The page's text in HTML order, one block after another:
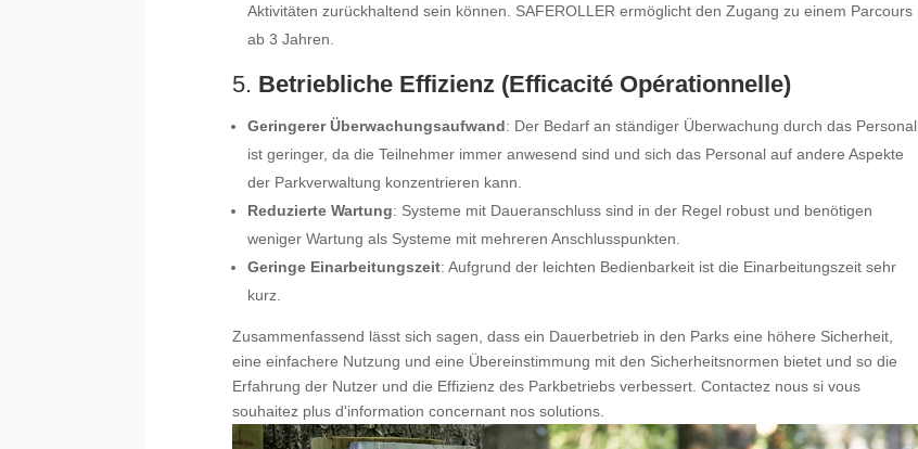
Aktivitäten zurückhaltend sein können. SAFEROLLER ermöglicht den Zugang zu einem Parcours
ab 3 Jahren.
5. Betriebliche Effizienz (Efficacité Opérationnelle)
Geringerer Überwachungsaufwand: Der Bedarf an ständiger Überwachung durch das Personal
ist geringer, da die Teilnehmer immer anwesend sind und sich das Personal auf andere Aspekte
der Parkverwaltung konzentrieren kann.
Reduzierte Wartung: Systeme mit Daueranschluss sind in der Regel robust und benötigen
weniger Wartung als Systeme mit mehreren Anschlusspunkten.
Geringe Einarbeitungszeit: Aufgrund der leichten Bedienbarkeit ist die Einarbeitungszeit sehr
kurz.
Zusammenfassend lässt sich sagen, dass ein Dauerbetrieb in den Parks eine höhere Sicherheit,
eine einfachere Nutzung und eine Übereinstimmung mit den Sicherheitsnormen bietet und so die
Erfahrung der Nutzer und die Effizienz des Parkbetriebs verbessert. Contactez nous si vous
souhaitez plus d'information concernant nos solutions.